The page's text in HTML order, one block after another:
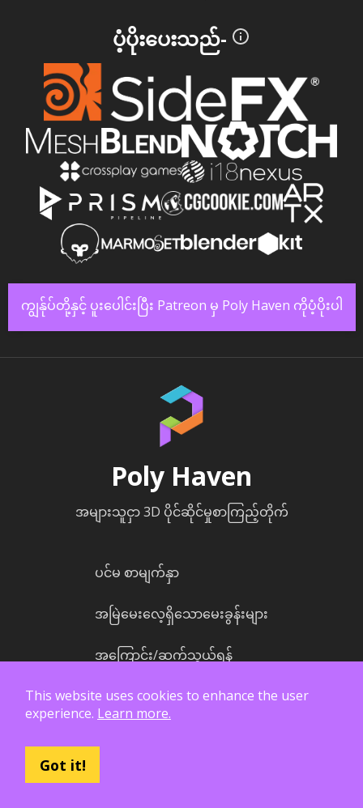
ပံ့ပိုးပေးသည်-
ကျွန်ုပ်တို့နှင့် ပူးပေါင်းပြီး Patreon မှ Poly Haven ကိုပံ့ပိုးပါ
Poly Haven
အများသူငှာ 3D ပိုင်ဆိုင်မှုစာကြည့်တိုက်
ပင်မ စာမျက်နှာ
အမြဲမေးလေ့ရှိသောမေးခွန်းများ
အကြောင်း/ဆက်သွယ်ရန်
ဘလော့
This website uses cookies to enhance the user
experience. Learn more.
Got it!